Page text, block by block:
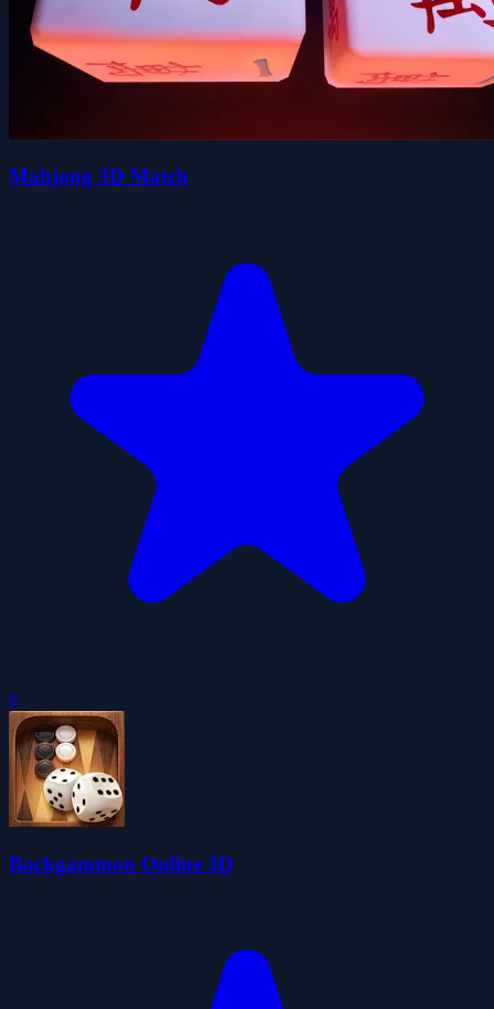
Mahjong 3D Match
0
Backgammon Online 3D